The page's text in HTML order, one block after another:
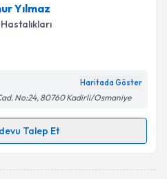
için randevu takvimi talebi
randevu almanız için bir
e-posta ile bilgilendireceğiz.
ilişkin
kişisel verilerimin belirtilen
Yılmaz
Haritada Göster
No:24, 80760 Kadirli/Osmaniye
Talep Et